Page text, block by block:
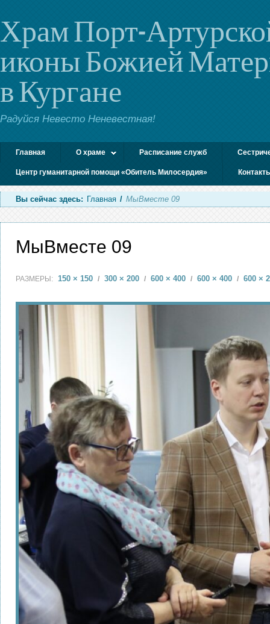
Храм Порт-
иконы Божией
в Кургане
Радуйся Невесто Неневестная!
Главная О храме Расписание служб
Центр гуманитарной помощи «Обитель Милосердия»
Вы сейчас здесь: Главная / МыВместе 09
МыВместе 09
РАЗМЕРЫ: 150 × 150 / 300 × 200 / 600 × 400 / 600 × 400 / 600 ×